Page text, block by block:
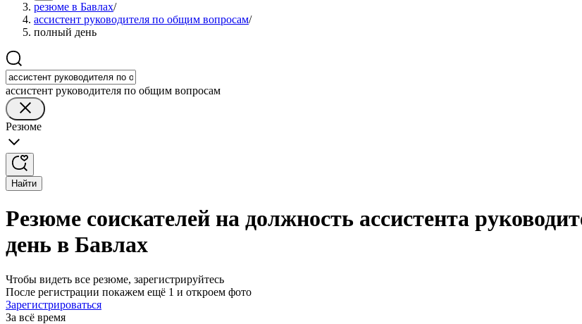
резюме в Бавлах/
ассистент руководителя по общим вопросам/
полный день
ассистент руководителя по общим вопросам
Резюме
Найти
Резюме соискателей на должность ассистента
день в Бавлах
Чтобы видеть все резюме, зарегистрируйтесь
После регистрации покажем ещё 1 и откроем фото
Зарегистрироваться
За всё время